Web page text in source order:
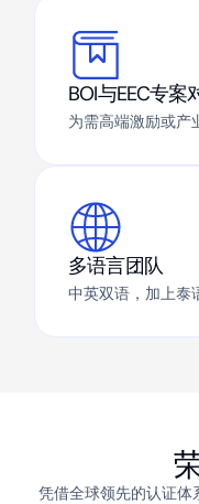
BOI与EEC专案
为需高端激励或产
多语言团队
中英双语，加上泰
凭借全球领先的认证体